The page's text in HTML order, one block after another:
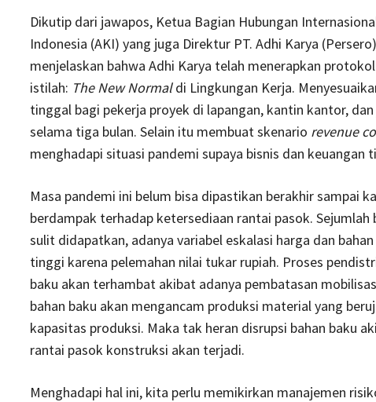
Dikutip dari jawapos, Ketua Bagian Hubungan
Indonesia (AKI) yang juga Direktur PT. Adhi Karya
menjelaskan bahwa Adhi Karya telah menerapkan
istilah: The New Normaldi Lingkungan Kerja.
tinggal bagi pekerja proyek di lapangan, kantin kantor,
selama tiga bulan. Selain itu membuat skenario revenue
menghadapi situasi pandemi supaya bisnis dan keuangan
Masa pandemi ini belum bisa dipastikan berakhir sampai
berdampak terhadap ketersediaan rantai pasok. Sejumlah
sulit didapatkan, adanya variabel eskalasi harga dan
tinggi karena pelemahan nilai tukar rupiah. Proses
baku akan terhambat akibat adanya pembatasan
bahan baku akan mengancam produksi material yang
kapasitas produksi. Maka tak heran disrupsi bahan baku
rantai pasok konstruksi akan terjadi.
Menghadapi hal ini, kita perlu memikirkan manajemen